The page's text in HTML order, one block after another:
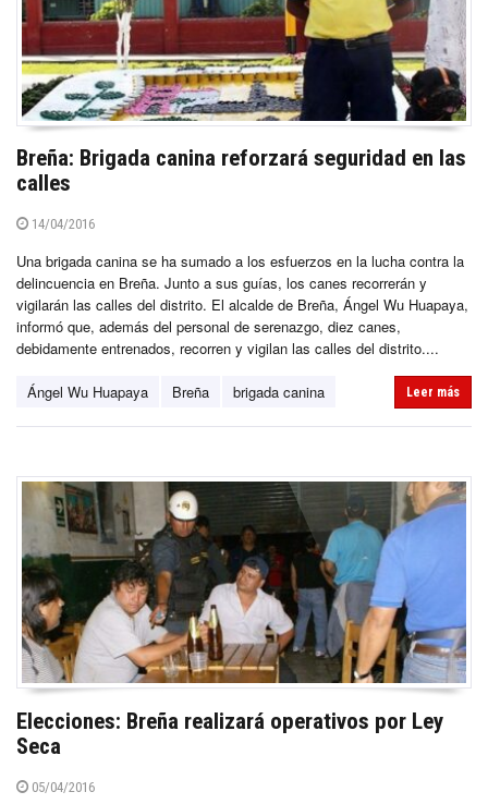
Breña: Brigada canina reforzará seguridad en las
calles
14/04/2016
Una brigada canina se ha sumado a los esfuerzos en la lucha contra la
delincuencia en Breña. Junto a sus guías, los canes recorrerán y
vigilarán las calles del distrito. El alcalde de Breña, Ángel Wu Huapaya,
informó que, además del personal de serenazgo, diez canes,
debidamente entrenados, recorren y vigilan las calles del distrito....
Ángel Wu Huapaya Breña brigada canina Leer más
Elecciones: Breña realizará operativos por Ley
Seca
05/04/2016